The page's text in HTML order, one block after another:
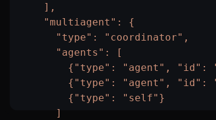
    ],
    "multiagent": {
      "type": "coordinator",
      "agents": [
{"type": "agent", "id":
{"type": "agent", "id":
        {"type": "self"}
      ]